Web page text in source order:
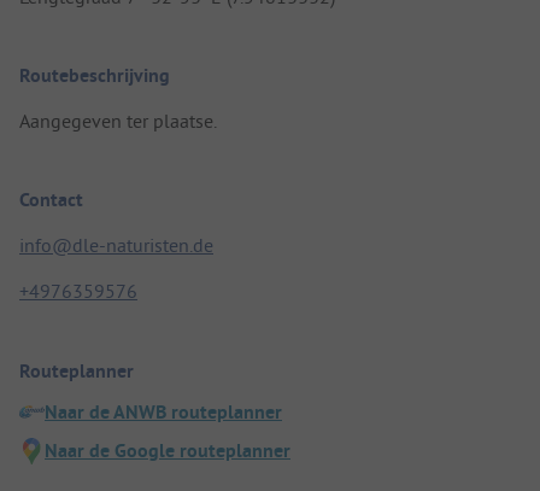
Routebeschrijving
Aangegeven ter plaatse.
Contact
info@dle-naturisten.de
+4976359576
Routeplanner
Naar de ANWB routeplanner
Naar de Google routeplanner